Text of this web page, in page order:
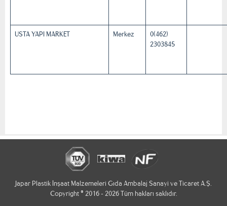
USTA YAPI MARKET Merkez
0(462)
2303845
Japar Plastik İnşaat Malzemeleri Gıda Ambalaj Sanayi ve Ticaret A.Ş.
Copyright © 2016 - 2026 Tüm hakları saklıdır.